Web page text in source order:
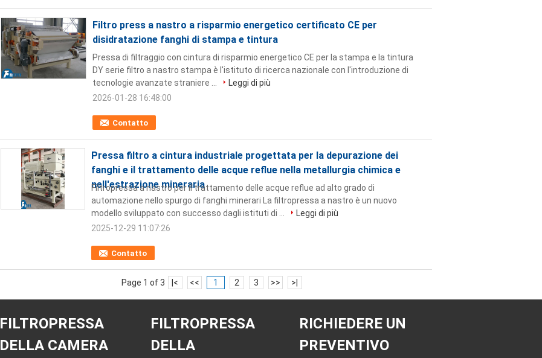
Filtro press a nastro a risparmio energetico certificato CE per
disidratazione fanghi di stampa e tintura
Contatto
Pressa di filtraggio con cintura di risparmio energetico CE per la stampa e la tintura
DY serie filtro a nastro stampa è l'istituto di ricerca nazionale con l'introduzione di
tecnologie avanzate straniere ...
Leggi di più
2026-01-28 16:48:00
Pressa filtro a cintura industriale progettata per la depurazione dei
fanghi e il trattamento delle acque reflue nella metallurgia chimica e
nell'estrazione mineraria
Contatto
Filtropressa a nastro per il trattamento delle acque reflue ad alto grado di
automazione nello spurgo di fanghi minerari La filtropressa a nastro è un nuovo
modello sviluppato con successo dagli istituti di ...
Leggi di più
2025-12-29 11:07:26
Page 1 of 3 |< << 1 2 3 >> >|
FILTROPRESSA
DELLA CAMERA
FILTROPRESSA
DELLA
RICHIEDERE UN
PREVENTIVO